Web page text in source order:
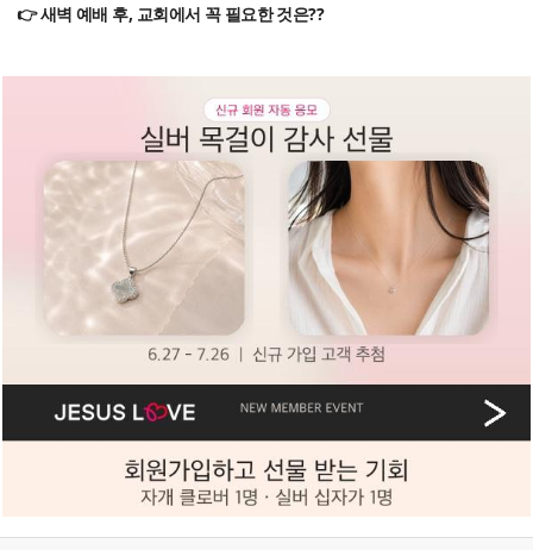
👉 새벽 예배 후, 교회에서 꼭 필요한 것은??